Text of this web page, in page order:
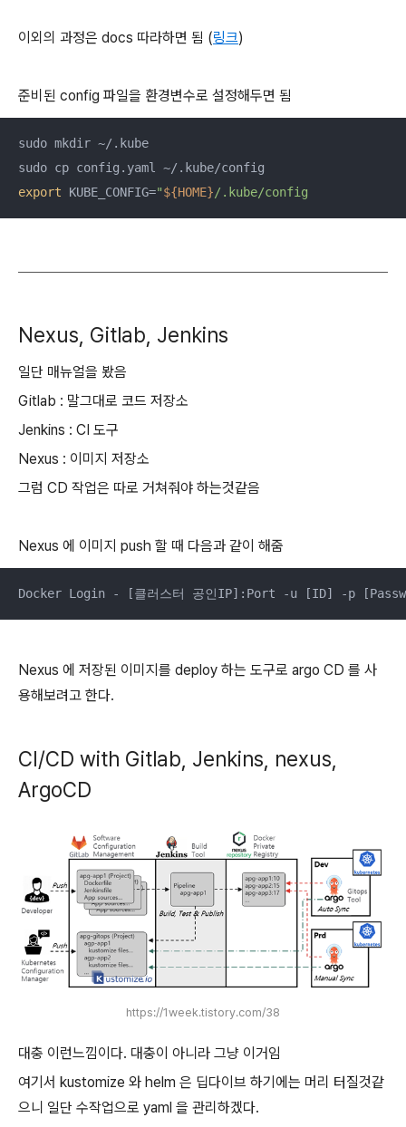
이외의 과정은 docs 따라하면 됨 (링크)
준비된 config 파일을 환경변수로 설정해두면 됨
sudo mkdir ~/.kube
export KUBE_CONFIG="${HOME}/.kube/config
Nexus, Gitlab, Jenkins
일단 매뉴얼을 봤음
Gitlab : 말그대로 코드 저장소
Jenkins : CI 도구
Nexus : 이미지 저장소
그럼 CD 작업은 따로 거쳐줘야 하는것같음
Nexus 에 이미지 push 할 때 다음과 같이 해줌
Docker Login - [클러스터 공인IP]:Port -u [ID] -p
Nexus 에 저장된 이미지를 deploy 하는 도구로 argo CD 를 사
용해보려고 한다.
CI/CD with Gitlab, Jenkins, nexus,
ArgoCD
https://1week.tistory.com/38
대충 이런느낌이다. 대충이 아니라 그냥 이거임
여기서 kustomize 와 helm 은 딥다이브 하기에는 머리 터질것같
으니 일단 수작업으로 yaml 을 관리하겠다.